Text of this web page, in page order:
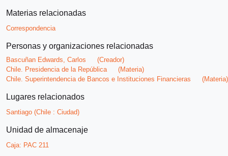
Materias relacionadas
Correspondencia
Personas y organizaciones relacionadas
Bascuñan Edwards, Carlos
(Creador)
Chile. Presidencia de la República
(Materia)
Chile. Superintendencia de Bancos e Instituciones Financieras
(Materia)
Lugares relacionados
Santiago (Chile : Ciudad)
Unidad de almacenaje
Caja: PAC 211